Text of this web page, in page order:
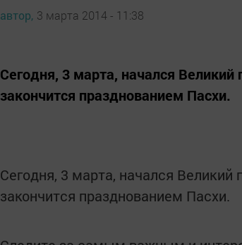
автор, 3 марта 2014 - 11:38
Сегодня, 3 марта, начался
закончится празднованием Пасхи.
Сегодня, 3 марта, начался Великий
закончится празднованием Пасхи.